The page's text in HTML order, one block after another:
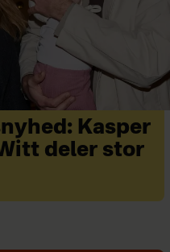
Kasper
deler stor